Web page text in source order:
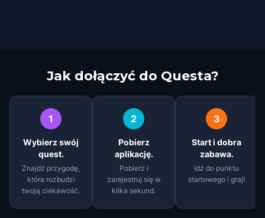
Jak dołączyć do Questa?
1
Wybierz swój
quest.
Znajdź przygodę,
która rozbudzi
twoją ciekawość.
2
Pobierz
aplikację.
Pobierz i
zarejestruj się w
kilka sekund.
3
Start i dobra
zabawa.
Idź do punktu
startowego i graj!